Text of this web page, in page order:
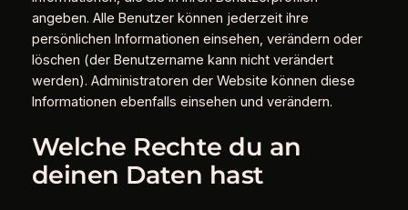
angeben. Alle Benutzer können jederzeit ihre
persönlichen Informationen einsehen, verändern oder
löschen (der Benutzername kann nicht verändert
werden). Administratoren der Website können diese
Informationen ebenfalls einsehen und verändern.
Welche Rechte du an
deinen Daten hast